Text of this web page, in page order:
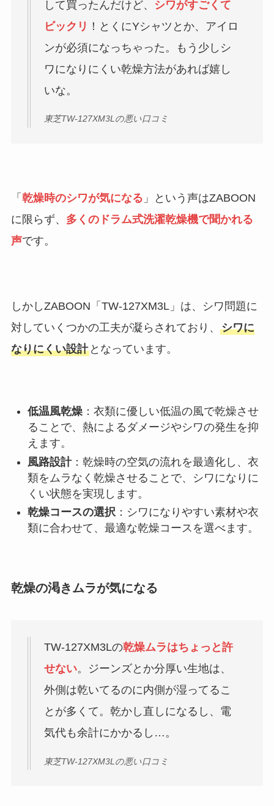
して買ったんだけど、
シワがすごくて
ビックリ ！とくにYシャツとか、アイロ
ンが必須になっちゃった。もう少しシ
ワになりにくい乾燥方法があれば嬉し
いな。
東芝TW-127XM3Lの悪い口コミ
「 乾燥時のシワが気になる 」という声はZABOON
に限らず、 多くのドラム式洗濯乾燥機で聞かれる
声です。
しかしZABOON「TW-127XM3L」は、シワ問題に
対していくつかの工夫が凝らされており、 シワに
なりにくい設計となっています。
低温風乾燥：衣類に優しい低温の風で乾燥させ
ることで、熱によるダメージやシワの発生を抑
えます。
風路設計：乾燥時の空気の流れを最適化し、衣
類をムラなく乾燥させることで、シワになりに
くい状態を実現します。
乾燥コースの選択：シワになりやすい素材や衣
類に合わせて、最適な乾燥コースを選べます。
乾燥の渇きムラが気になる
TW-127XM3Lの乾燥ムラはちょっと許
せない。ジーンズとか分厚い生地は、
外側は乾いてるのに内側が湿ってるこ
とが多くて。乾かし直しになるし、電
気代も余計にかかるし…。
東芝TW-127XM3Lの悪い口コミ